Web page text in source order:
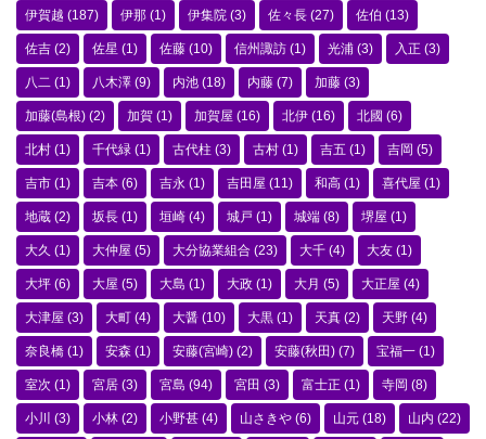
伊賀越 (187) 伊那 (1) 伊集院 (3) 佐々長 (27) 佐伯 (13)
佐吉 (2) 佐星 (1) 佐藤 (10) 信州諏訪 (1) 光浦 (3) 入正 (3)
八二 (1) 八木澤 (9) 内池 (18) 内藤 (7) 加藤 (3)
加藤(島根) (2) 加賀 (1) 加賀屋 (16) 北伊 (16) 北國 (6)
北村 (1) 千代緑 (1) 古代柱 (3) 古村 (1) 吉五 (1) 吉岡 (5)
吉市 (1) 吉本 (6) 吉永 (1) 吉田屋 (11) 和高 (1) 喜代屋 (1)
地蔵 (2) 坂長 (1) 垣崎 (4) 城戸 (1) 城端 (8) 堺屋 (1)
大久 (1) 大仲屋 (5) 大分協業組合 (23) 大千 (4) 大友 (1)
大坪 (6) 大屋 (5) 大島 (1) 大政 (1) 大月 (5) 大正屋 (4)
大津屋 (3) 大町 (4) 大醤 (10) 大黒 (1) 天真 (2) 天野 (4)
奈良橋 (1) 安森 (1) 安藤(宮崎) (2) 安藤(秋田) (7) 宝福一 (1)
室次 (1) 宮居 (3) 宮島 (94) 宮田 (3) 富士正 (1) 寺岡 (8)
小川 (3) 小林 (2) 小野甚 (4) 山さきや (6) 山元 (18) 山内 (22)